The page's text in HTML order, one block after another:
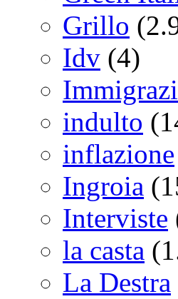
Grillo
Idv (4)
indulto
inflazione
Ingroia
Interviste
la casta
La Destra